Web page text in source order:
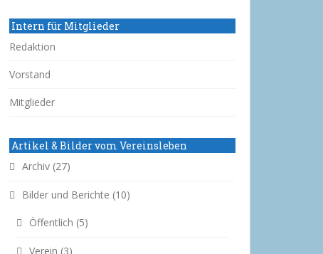
Intern für Mitglieder
Redaktion
Vorstand
Mitglieder
Artikel & Bilder vom Vereinsleben
Archiv (27)
Bilder und Berichte (10)
Öffentlich (5)
Verein (3)